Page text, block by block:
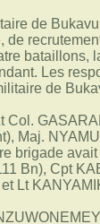
de
bataillons,
Les
de
Col.
Maj.
brigade
Bn), Cpt
Lt